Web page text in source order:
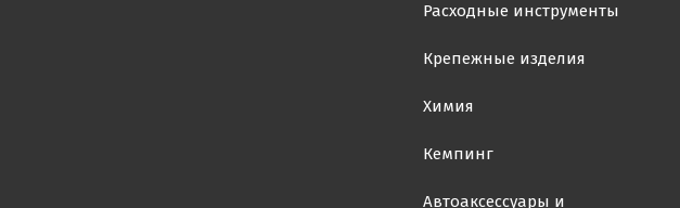
Расходные инструменты
Крепежные изделия
Химия
Кемпинг
Автоаксессуары и